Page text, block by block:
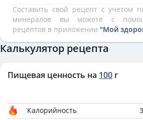
Составить свой рецепт с учетом
минералов вы можете с
рецептов в приложении "Мой
Калькулятор рецепта
Пищевая ценность на 100 г
Калорийность